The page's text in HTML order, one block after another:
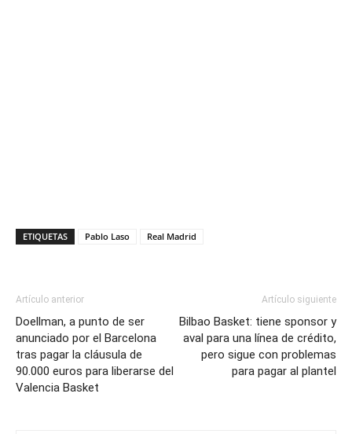
ETIQUETAS Pablo Laso Real Madrid
Artículo anterior
Doellman, a punto de ser
anunciado por el Barcelona
tras pagar la cláusula de
90.000 euros para liberarse del
Valencia Basket
Artículo siguiente
Bilbao Basket: tiene sponsor y
aval para una línea de crédito,
pero sigue con problemas
para pagar al plantel